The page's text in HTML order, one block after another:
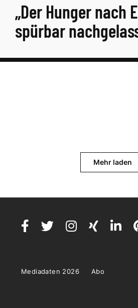
„Der Hunger nach
spürbar
Mehr laden
Mediadaten 2026 Abo